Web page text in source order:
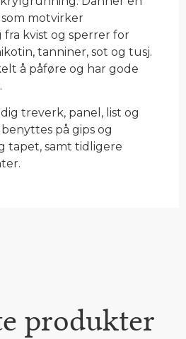
motvirker
fra kvist og sperrer for
tanniner, sot og tusj.
å påføre og har gode
treverk, panel, list og
på gips og
tapet, samt tidligere
produkter